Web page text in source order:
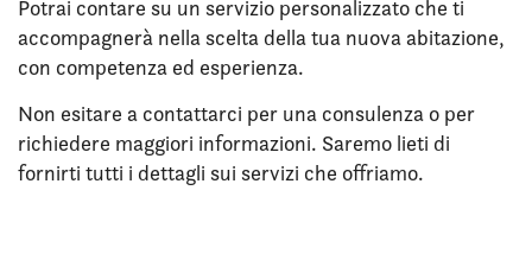
Potrai contare su un servizio personalizzato che ti
accompagnerà nella scelta della tua nuova abitazione,
con competenza ed esperienza.
Non esitare a contattarci per una consulenza o per
richiedere maggiori informazioni. Saremo lieti di
fornirti tutti i dettagli sui servizi che offriamo.